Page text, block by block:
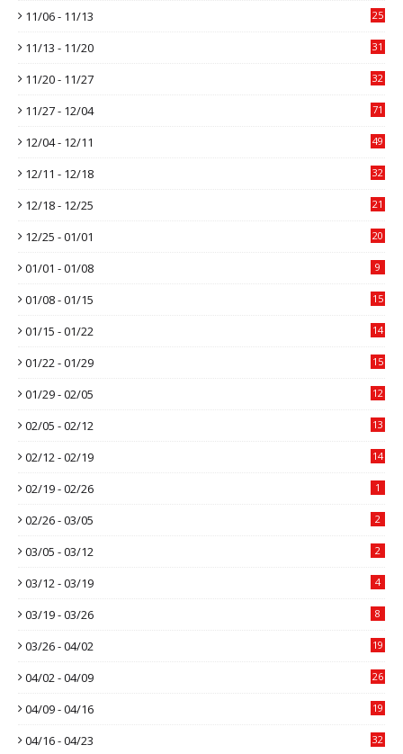
11/06 - 11/13 25
11/13 - 11/20 31
11/20 - 11/27 32
11/27 - 12/04 71
12/04 - 12/11 49
12/11 - 12/18 32
12/18 - 12/25 21
12/25 - 01/01 20
01/01 - 01/08 9
01/08 - 01/15 15
01/15 - 01/22 14
01/22 - 01/29 15
01/29 - 02/05 12
02/05 - 02/12 13
02/12 - 02/19 14
02/19 - 02/26 1
02/26 - 03/05 2
03/05 - 03/12 2
03/12 - 03/19 4
03/19 - 03/26 8
03/26 - 04/02 19
04/02 - 04/09 26
04/09 - 04/16 19
04/16 - 04/23 32